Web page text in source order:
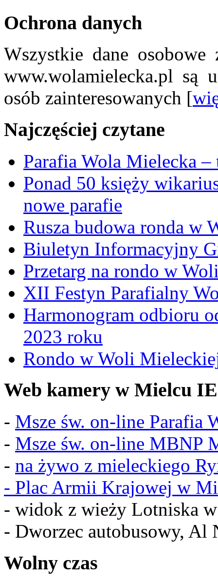
Ochrona danych
Wszystkie dane osobowe
www.wolamielecka.pl są
osób zainteresowanych [
Najczęściej czytane
Parafia Wola Mielecka
Ponad 50 księży
nowe parafie
Rusza budowa ronda w
Biuletyn Informacyjny
Przetarg na rondo w
XII Festyn Parafialny
Harmonogram odbioru
2023 roku
Rondo w Woli
Web kamery w Mielcu IE
- Msze św. on-line Parafia
- Msze św. on-line MBNP
- na żywo z mieleckiego
- Plac Armii Krajowej w
- widok z wieży Lotniska
- Dworzec autobusowy, Al
Wolny czas